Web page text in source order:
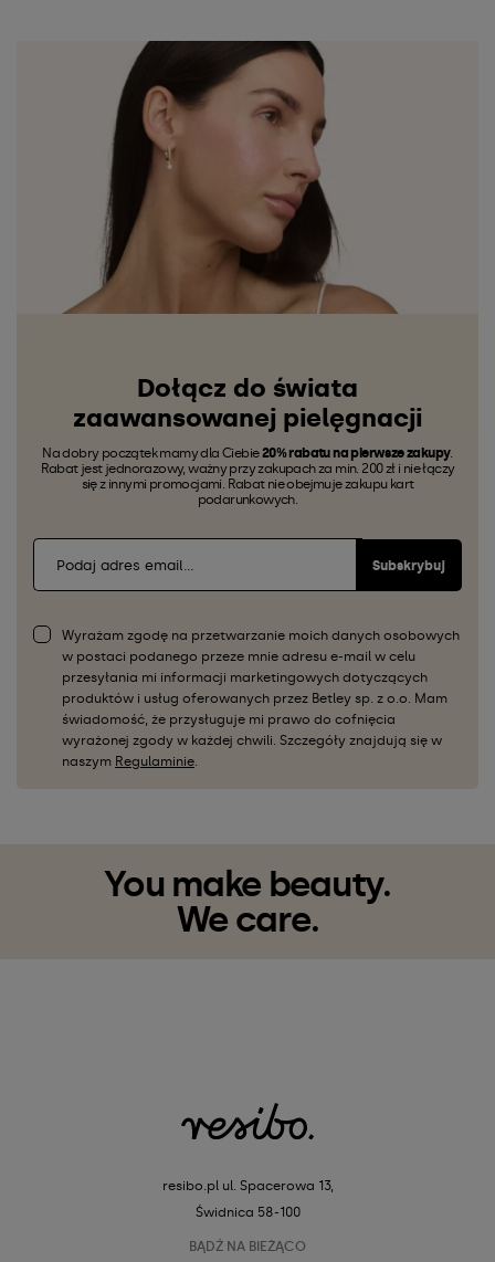
Dołącz do świata
zaawansowanej pielęgnacji
Na dobry początek mamy dla Ciebie20% rabatu na pierwsze zakupy.
Rabat jest jednorazowy, ważny przy zakupach za min. 200 zł i nie łączy
się z innymi promocjami. Rabat nie obejmuje zakupu kart
podarunkowych.
Subskrybuj
Wyrażam zgodę na przetwarzanie moich danych osobowych
w postaci podanego przeze mnie adresu e-mail w celu
przesyłania mi informacji marketingowych dotyczących
produktów i usług oferowanych przez Betley sp. z o.o. Mam
świadomość, że przysługuje mi prawo do cofnięcia
wyrażonej zgody w każdej chwili. Szczegóły znajdują się w
naszym Regulaminie.
You make beauty.
We care.
BĄDŹ NA BIEŻĄCO
resibo.plul. Spacerowa 13,
Świdnica 58-100